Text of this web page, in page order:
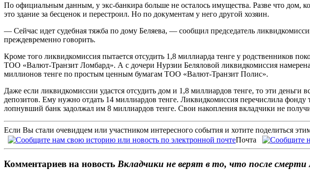
По официальным данным, у экс-банкира больше не осталось имущества. Разве что дом,
это здание за бесценок и перестроил. Но по документам у него другой хозяин.
— Сейчас идет судебная тяжба по дому Беляева, — сообщил председатель
преждевременно говорить.
Кроме того ликвидкомиссия пытается отсудить 1,8 миллиарда тенге у родственников
ТОО «Валют-Транзит Ломбард». А с дочери Нурзии Беляловой ликвидкомиссия
миллионов тенге по простым ценным бумагам ТОО «Валют-Транзит Полис».
Даже если ликвидкомиссии удастся отсудить дом и 1,8 миллиардов тенге, то эти
депозитов. Ему нужно отдать 14 миллиардов тенге. Ликвидкомиссия перечислила фонду
лопнувший банк задолжал им 8 миллиардов тенге. Свои накопления вкладчики не
Если Вы стали очевидцем или участником интересного события и хотите поделиться
Почта
Комментариев на новость Вкладчики не верят в то, что после смерти